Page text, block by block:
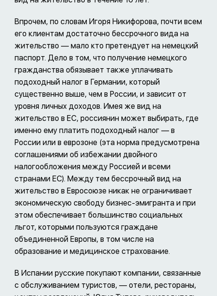
Впрочем, по словам Игоря Никифорова, почти всем
его клиентам достаточно бессрочного вида на
жительство — мало кто претендует на немецкий
паспорт. Дело в том, что получение немецкого
гражданства обязывает также уплачивать
подоходный налог в Германии, который
существенно выше, чем в России, и зависит от
уровня личных доходов. Имея же вид на
жительство в ЕС, россиянин может выбирать, где
именно ему платить подоходный налог — в
России или в еврозоне (эта норма предусмотрена
соглашениями об избежании двойного
налогообложения между Россией и всеми
странами ЕС). Между тем бессрочный вид на
жительство в Евросоюзе никак не ограничивает
экономическую свободу бизнес-эмигранта и при
этом обеспечивает большинство социальных
льгот, которыми пользуются граждане
объединенной Европы, в том числе на
образование и медицинское страхование.
В Испании русские покупают компании, связанные
с обслуживанием туристов, — отели, рестораны,